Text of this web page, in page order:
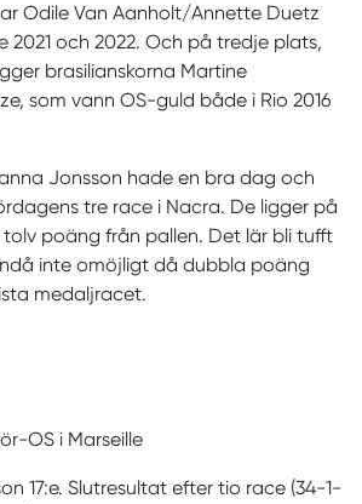
Odile Van Aanholt/Annette Duetz
2021 och 2022. Och på tredje plats,
brasilianskorna Martine
som vann OS-guld både i Rio 2016
Jonsson hade en bra dag och
tre race i Nacra. De ligger på
poäng från pallen. Det lär bli tufft
inte omöjligt då dubbla poäng
medaljracet.
OS i Marseille
17:e. Slutresultat efter tio race (34-1-